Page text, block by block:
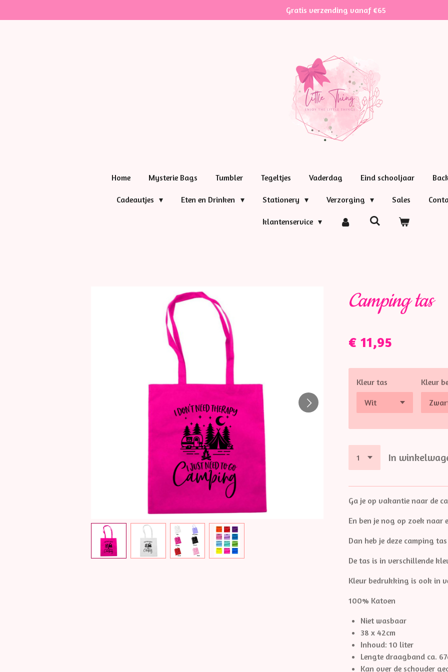
direct
Gratis verzending vanaf €65
Home Mysterie Bags Tumbler Tegeltjes Vaderdag Eind schooljaar
Cadeautjes Eten en Drinken Stationery Verzorging Sales
klantenservice
Camping tas
€ 11,95
Kleur tas Kleur
In
Ga je op vakantie naar de
En ben je nog op zoek naar
Dan heb je deze camping
De tas is in verschillende
Kleur bedrukking is ook in
100% Katoen
Niet wasbaar
38 x 42cm
Inhoud: 10 liter
Lengte draagband ca.
Kan over de schouder